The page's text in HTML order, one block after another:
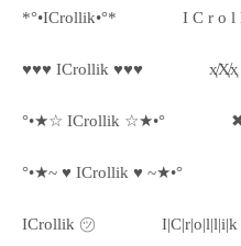
*°•ICrollik•°* I C r o l
♥♥♥ ICrollik ♥♥♥
°•★☆ ICrollik ☆★•°
°•★~ ♥ ICrollik ♥ ~★•°
ICrollik ㋡ I|C|r|o|l|l|i|k